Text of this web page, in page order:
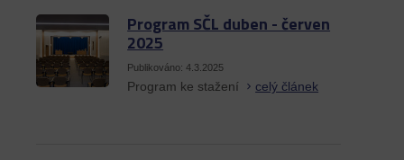
Program SČL duben - červen
2025
Publikováno: 4.3.2025
Program ke stažení celý článek